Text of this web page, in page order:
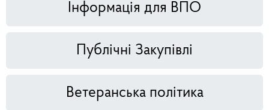
Інформація для ВПО
Публічні Закупівлі
Ветеранська політика